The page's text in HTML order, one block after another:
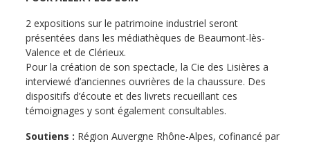
2 expositions sur le patrimoine industriel seront
présentées dans les médiathèques de Beaumont-lès-
Valence et de Clérieux.
Pour la création de son spectacle, la Cie des Lisières a
interviewé d’anciennes ouvrières de la chaussure. Des
dispositifs d’écoute et des livrets recueillant ces
témoignages y sont également consultables.
Soutiens : Région Auvergne Rhône-Alpes, cofinancé par